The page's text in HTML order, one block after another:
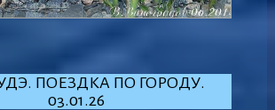
ПОЕЗДКА ПО ГОРОДУ.
03.01.26